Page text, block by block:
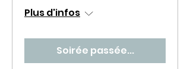
Plus d'infos
Soirée passée...